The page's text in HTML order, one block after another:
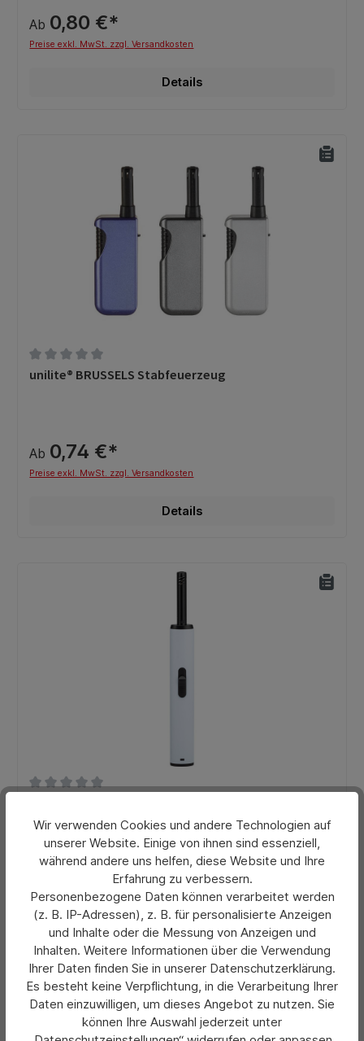
Ab 0,80 €*
Preise exkl. MwSt. zzgl. Versandkosten
Details
Durchschnittliche Bewertung von 0 von 5 Sternen
unilite® BRUSSELS Stabfeuerzeug
Ab 0,74 €*
Preise exkl. MwSt. zzgl. Versandkosten
Details
1,38 €*
Preise exkl. MwSt. zzgl. Versandkosten
Details
Wir verwenden Cookies und andere Technologien auf
unserer Website. Einige von ihnen sind essenziell,
während andere uns helfen, diese Website und Ihre
Erfahrung zu verbessern.
Personenbezogene Daten können verarbeitet werden
(z. B. IP-Adressen), z. B. für personalisierte Anzeigen
und Inhalte oder die Messung von Anzeigen und
Inhalten. Weitere Informationen über die Verwendung
Ihrer Daten finden Sie in unserer Datenschutzerklärung.
Es besteht keine Verpflichtung, in die Verarbeitung Ihrer
Daten einzuwilligen, um dieses Angebot zu nutzen. Sie
können Ihre Auswahl jederzeit unter